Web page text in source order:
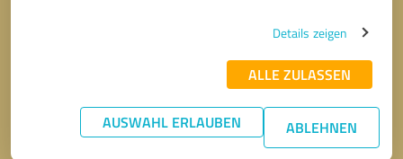
Details zeigen
ALLE ZULASSEN
AUSWAHL ERLAUBEN ABLEHNEN
* Erforderliche Angaben
Nachricht senden